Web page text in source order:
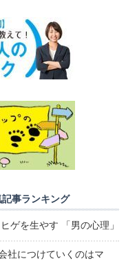
事ランキング
ゲを生やす 「男の心理」
社につけていくのはマ